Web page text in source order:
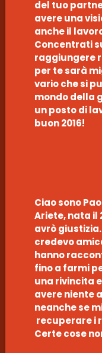
del tuo
avere una
anche il
Concentrati
raggiungere
per te sarà
vario che si
mondo della
un posto di
buon 2016!
Ciao sono
Ariete, nata il
avrò
credevo
hanno
fino a farmi
una rivincita
avere niente
neanche se
recuperare i
Certe cose